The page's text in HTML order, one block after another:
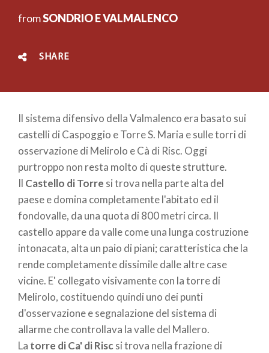
fromSONDRIO E VALMALENCO
SHARE
Il sistema difensivo della Valmalenco era basato sui
castelli di Caspoggio e Torre S. Maria e sulle torri di
osservazione di Melirolo e Cà di Risc. Oggi
purtroppo non resta molto di queste strutture.
Il Castello di Torre si trova nella parte alta del
paese e domina completamente l'abitato ed il
fondovalle, da una quota di 800 metri circa. Il
castello appare da valle come una lunga costruzione
intonacata, alta un paio di piani; caratteristica che la
rende completamente dissimile dalle altre case
vicine. E' collegato visivamente con la torre di
Melirolo, costituendo quindi uno dei punti
d'osservazione e segnalazione del sistema di
allarme che controllava la valle del Mallero.
La torre di Ca' di Risc si trova nella frazione di